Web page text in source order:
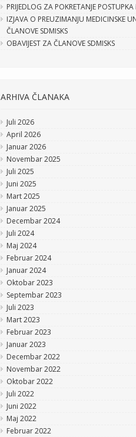
PRIJEDLOG ZA POKRETANJE POSTUPKA
IZJAVA O PREUZIMANJU MEDICINSKE
ČLANOVE SDMISKS
OBAVIJEST ZA ČLANOVE SDMISKS
ARHIVA ČLANAKA
Juli 2026
April 2026
Januar 2026
Novembar 2025
Juli 2025
Juni 2025
Mart 2025
Januar 2025
Decembar 2024
Juli 2024
Maj 2024
Februar 2024
Januar 2024
Oktobar 2023
Septembar 2023
Juli 2023
Mart 2023
Februar 2023
Januar 2023
Decembar 2022
Novembar 2022
Oktobar 2022
Juli 2022
Juni 2022
Maj 2022
Februar 2022